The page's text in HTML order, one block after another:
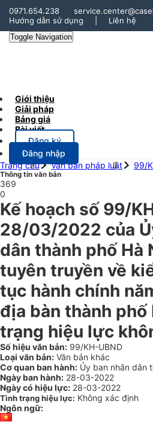
0971.654.238
Hướng dẫn sử dụng
Liên hệ
Toggle Navigation
Giới thiệu
Giải pháp
Bảng giá
Bài viết
Đăng ký
Đăng nhập
Trang chủ
Văn bản pháp luật 99/
Thông tin văn bản
369
0
Kế hoạch số 99/
28/03/2022 của
dân thành phố Hà
tuyên truyền về
tục hành chính
địa bàn thành phố
trạng hiệu lực
Số hiệu văn bản: 99/KH-UBND
Loại văn bản: Văn bản khác
Cơ quan ban hành: Ủy ban nhân dân
Ngày ban hành: 28-03-2022
Ngày có hiệu lực: 28-03-2022
Tình trạng hiệu lực: Không xác định
Ngôn ngữ: